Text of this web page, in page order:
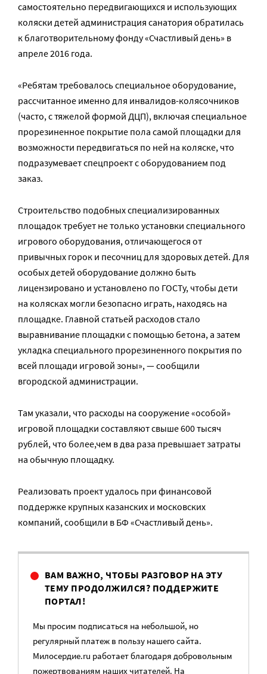
самостоятельно передвигающихся и использующих
коляски детей администрация санатория обратилась
к благотворительному фонду «Счастливый день» в
апреле 2016 года.
«Ребятам требовалось специальное оборудование,
рассчитанное именно для инвалидов-колясочников
(часто, с тяжелой формой ДЦП), включая специальное
прорезиненное покрытие пола самой площадки для
возможности передвигаться по ней на коляске, что
подразумевает спецпроект с оборудованием под
заказ.
Строительство подобных специализированных
площадок требует не только установки специального
игрового оборудования, отличающегося от
привычных горок и песочниц для здоровых детей. Для
особых детей оборудование должно быть
лицензировано и установлено по ГОСТу, чтобы дети
на колясках могли безопасно играть, находясь на
площадке. Главной статьей расходов стало
выравнивание площадки с помощью бетона, а затем
укладка специального прорезиненного покрытия по
всей площади игровой зоны», — сообщили
вгородской администрации.
Там указали, что расходы на сооружение «особой»
игровой площадки составляют свыше 600 тысяч
рублей, что более,чем в два раза превышает затраты
на обычную площадку.
Реализовать проект удалось при финансовой
поддержке крупных казанских и московских
компаний, сообщили в БФ «Счастливый день».
ВАМ ВАЖНО, ЧТОБЫ РАЗГОВОР НА ЭТУ
ТЕМУ ПРОДОЛЖИЛСЯ? ПОДДЕРЖИТЕ
ПОРТАЛ!
Мы просим подписаться на небольшой, но
регулярный платеж в пользу нашего сайта.
Милосердие.ru работает благодаря добровольным
пожертвованиям наших читателей. На